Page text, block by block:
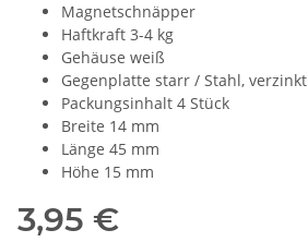
Magnetschnäpper
Haftkraft 3-4 kg
Gehäuse weiß
Gegenplatte starr / Stahl, verzinkt
Packungsinhalt 4 Stück
Breite 14 mm
Länge 45 mm
Höhe 15 mm
3,95 €